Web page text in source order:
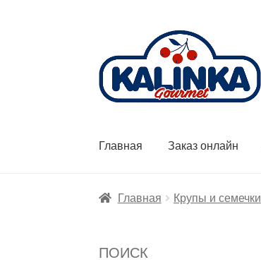
навигации
содержимому
Главная Заказ онлайн
Главная Крупы и семечки
ПОИСК